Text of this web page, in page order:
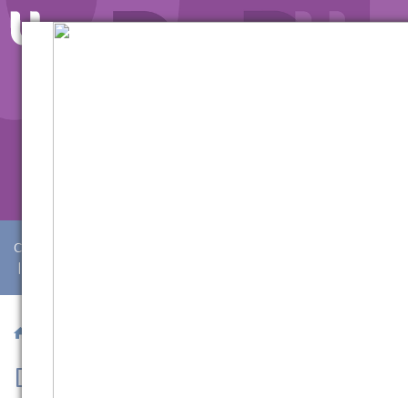
Como Ingressar
|
Direito